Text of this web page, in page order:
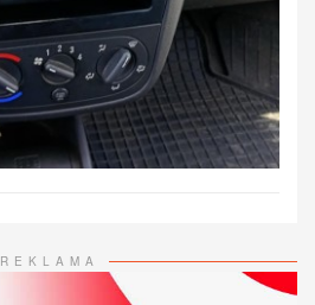
REKLAMA